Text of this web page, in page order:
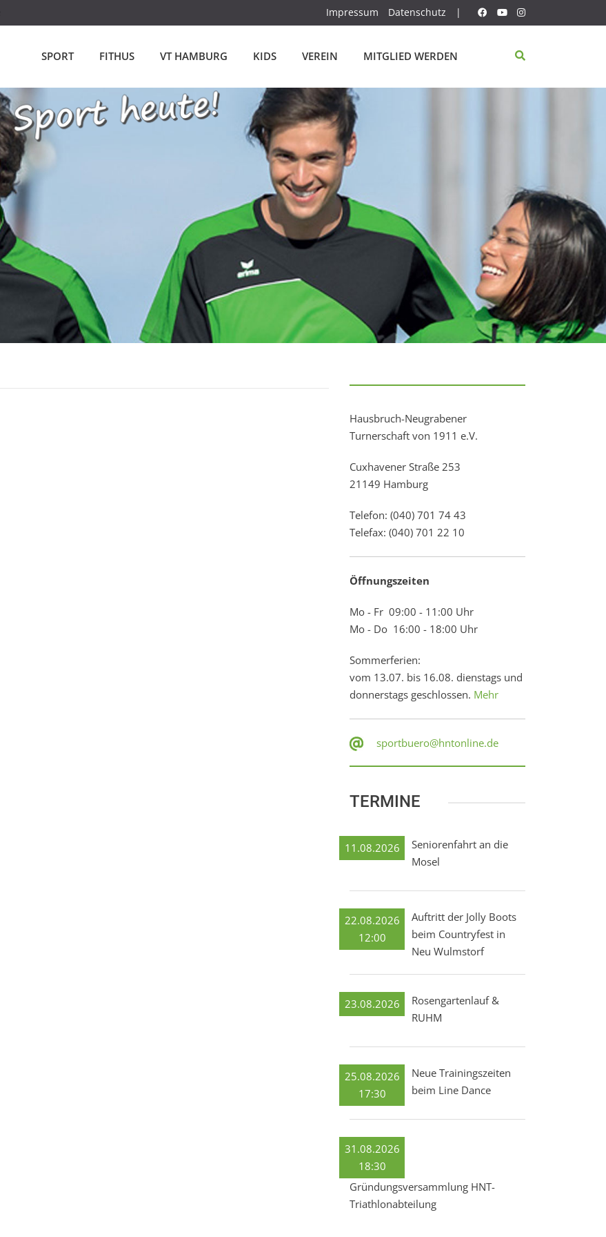
Impressum Datenschutz |
SPORT FITHUS VT HAMBURG KIDS VEREIN MITGLIED WERDEN
Hausbruch-Neugrabener
Turnerschaft von 1911 e.V.
Cuxhavener Straße 253
21149 Hamburg
Telefon: (040) 701 74 43
Telefax: (040) 701 22 10
Öffnungszeiten
Mo - Fr 09:00 - 11:00 Uhr
Mo - Do 16:00 - 18:00 Uhr
Sommerferien:
vom 13.07. bis 16.08. dienstags und
donnerstags geschlossen. Mehr
sportbuero@hntonline.de
TERMINE
11.08.2026
Seniorenfahrt an die
Mosel
22.08.2026
12:00
Auftritt der Jolly Boots
beim Countryfest in
Neu Wulmstorf
23.08.2026
Rosengartenlauf &
RUHM
25.08.2026
17:30
Neue Trainingszeiten
beim Line Dance
31.08.2026
18:30
Gründungsversammlung HNT-
Triathlonabteilung